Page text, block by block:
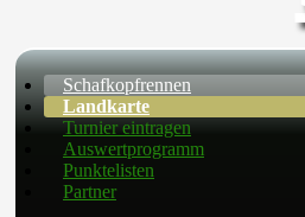
Schafkopfrennen
Landkarte
Turnier eintragen
Auswertprogramm
Punktelisten
Partner